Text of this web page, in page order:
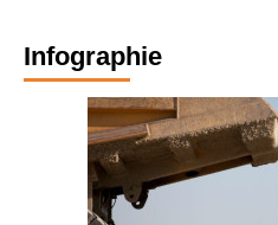
Infographie